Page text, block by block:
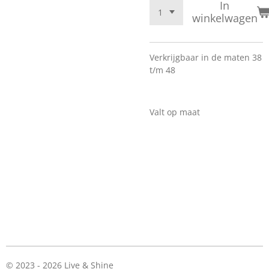
In
winkelwagen
Verkrijgbaar in de maten 38
t/m 48
Valt op maat
© 2023 - 2026 Live & Shine